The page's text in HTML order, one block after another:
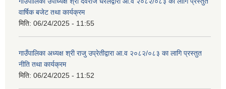
वार्षिक बजेट तथा कार्यक्रम
मिति: 06/24/2025 - 11:55
गाउँपालिका अध्यक्ष श्री राजु उप्रेतीद्वारा आ.व २०८२/०८३ का लागि प्रस्तुत
नीति तथा कार्यक्रम
मिति: 06/24/2025 - 11:52